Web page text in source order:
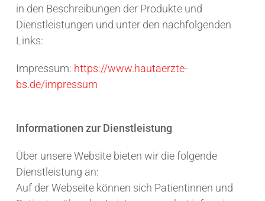
in den Beschreibungen der Produkte und
Dienstleistungen und unter den nachfolgenden
Links:
Impressum: https://www.hautaerzte-
bs.de/impressum
Informationen zur Dienstleistung
Über unsere Website bieten wir die folgende
Dienstleistung an:
Auf der Webseite können sich Patientinnen und